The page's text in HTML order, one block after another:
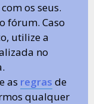
os seus.
fórum. Caso
utilize a
no
as regras de
qualquer